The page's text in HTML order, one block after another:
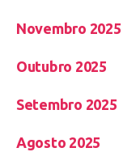
Novembro 2025
Outubro 2025
Setembro 2025
Agosto 2025